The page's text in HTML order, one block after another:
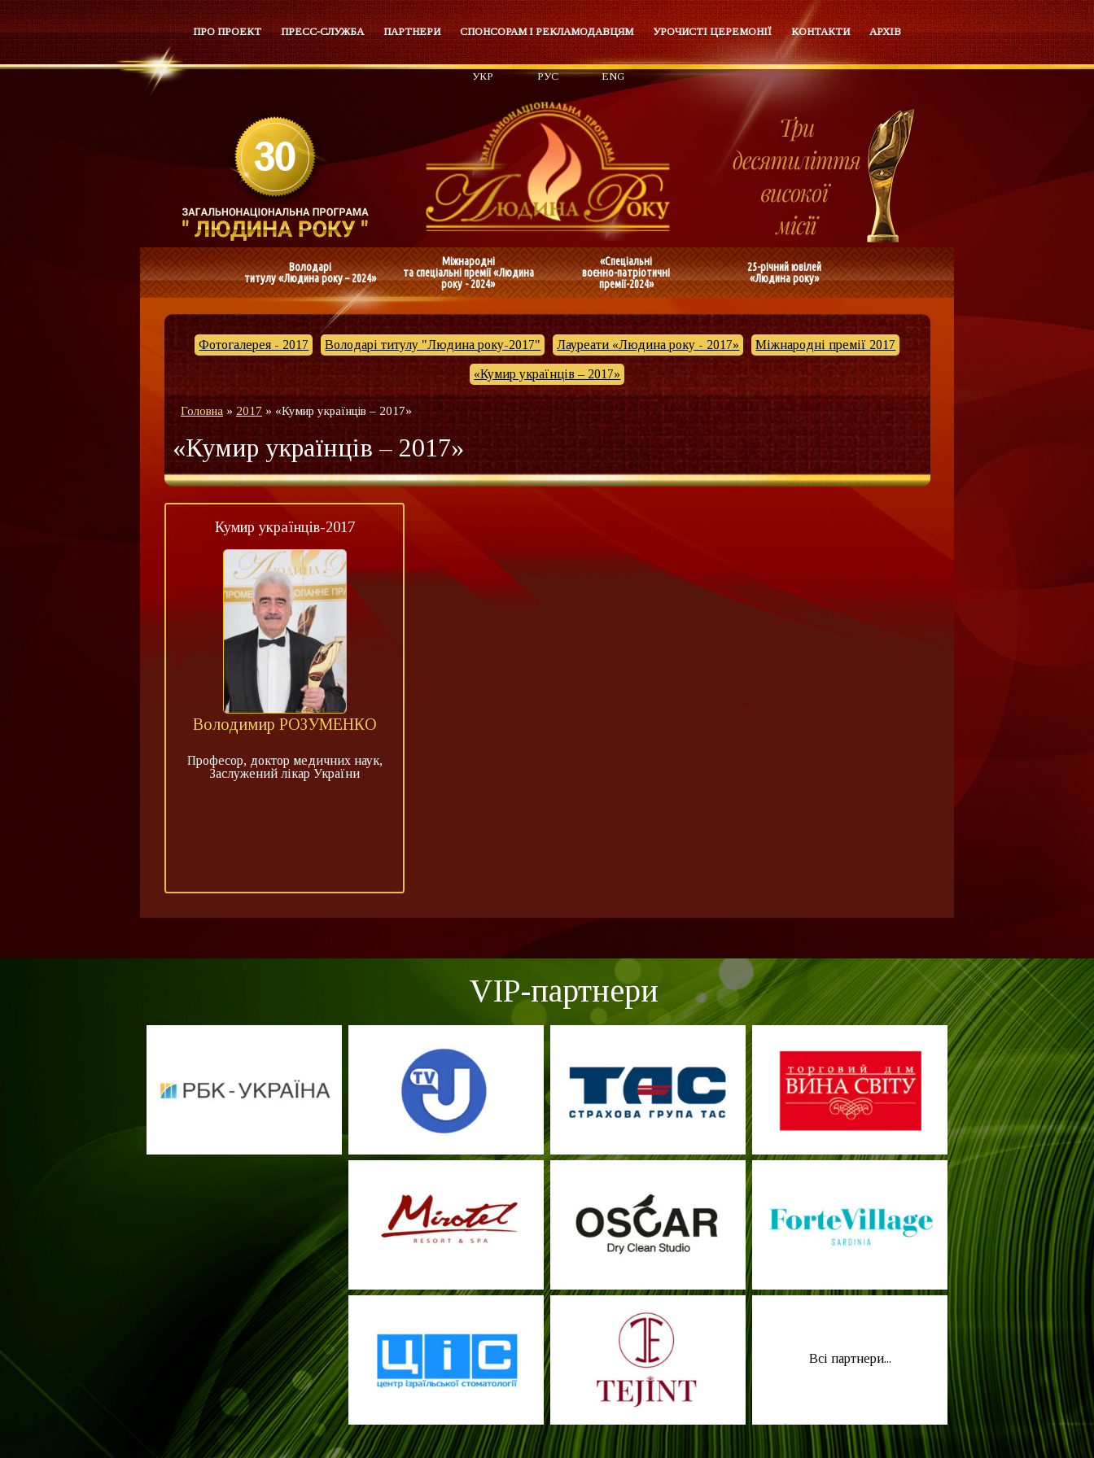
ПРО ПРОЕКТ ПРЕСС-СЛУЖБА ПАРТНЕРИ СПОНСОРАМ І РЕКЛАМОДАВЦЯМ УРОЧИСТІ ЦЕРЕМОНІЇ КОНТАКТИ АРХІВ
УКР РУС ENG
Володарі
титулу «Людина року – 2024»
Міжнародні
та спеціальні премії «Людина
року - 2024»
«Спеціальні
воєнно-патріотичні
премії-2024»
25-річний ювілей
«Людина року»
Фотогалерея - 2017 Володарі титулу "Людина року-2017" Лауреати «Людина року - 2017» Міжнародні премії 2017
«Кумир українців – 2017»
Головна» 2017» «Кумир українців – 2017»
«Кумир українців – 2017»
Кумир українців-2017
Володимир РОЗУМЕНКО
Професор, доктор медичних наук,
Заслужений лікар України
VIP-партнери
Всі партнери...